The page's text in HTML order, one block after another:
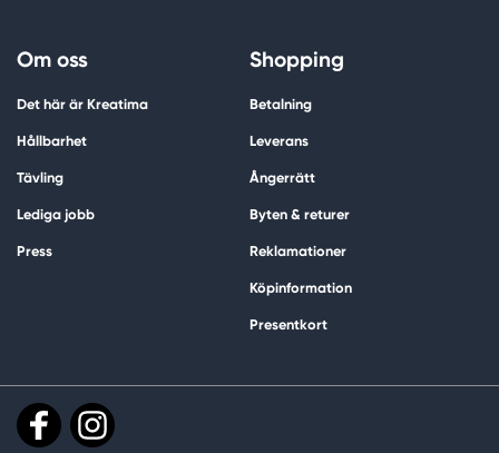
Om oss
Det här är Kreatima
Hållbarhet
Tävling
Lediga jobb
Press
Shopping
Betalning
Leverans
Ångerrätt
Byten & returer
Reklamationer
Köpinformation
Presentkort